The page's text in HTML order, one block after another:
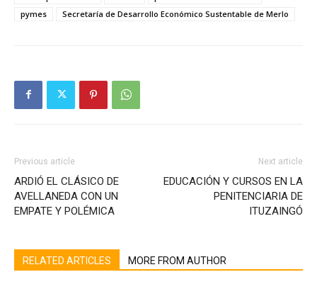
pymes
Secretaría de Desarrollo Económico Sustentable de Merlo
Previous article
ARDIÓ EL CLÁSICO DE
AVELLANEDA CON UN
EMPATE Y POLÉMICA
Next article
EDUCACIÓN Y CURSOS EN LA
PENITENCIARIA DE
ITUZAINGÓ
RELATED ARTICLES MORE FROM AUTHOR